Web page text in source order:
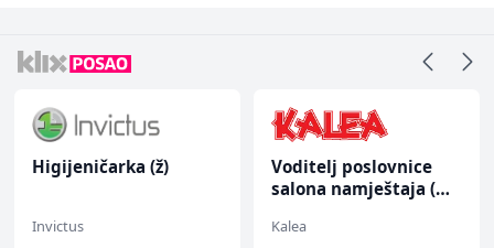
Higijeničarka (ž)
Invictus
Voditelj poslovnice
salona namještaja (m/
Kalea